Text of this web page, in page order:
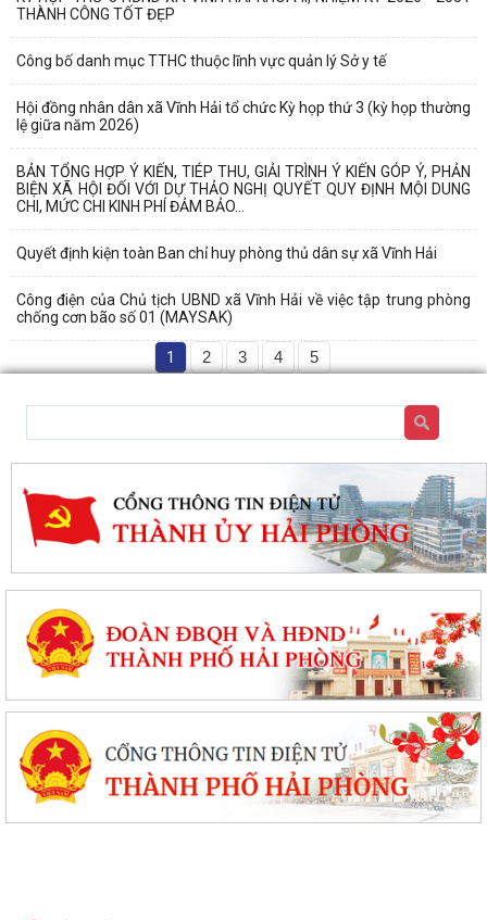
THÀNH CÔNG TỐT ĐẸP
Công bố danh mục TTHC thuộc lĩnh vực quản lý Sở y tế
Hội đồng nhân dân xã Vĩnh Hải tổ chức Kỳ họp thứ 3 (kỳ họp thường
lệ giữa năm 2026)
BẢN TỔNG HỢP Ý KIẾN, TIÉP THU, GIẢI TRÌNH Ý KIẾN GÓP Ý, PHẢN
BIỆN XÃ HỘI ĐỐI VỚI DỰ THẢO NGHỊ QUYẾT QUY ĐỊNH MỘI DUNG
CHI, MỨC CHI KINH PHÍ ĐẢM BẢO...
Quyết định kiện toàn Ban chỉ huy phòng thủ dân sự xã Vĩnh Hải
Công điện của Chủ tịch UBND xã Vĩnh Hải về việc tập trung phòng
chống cơn bão số 01 (MAYSAK)
1 2 3 4 5